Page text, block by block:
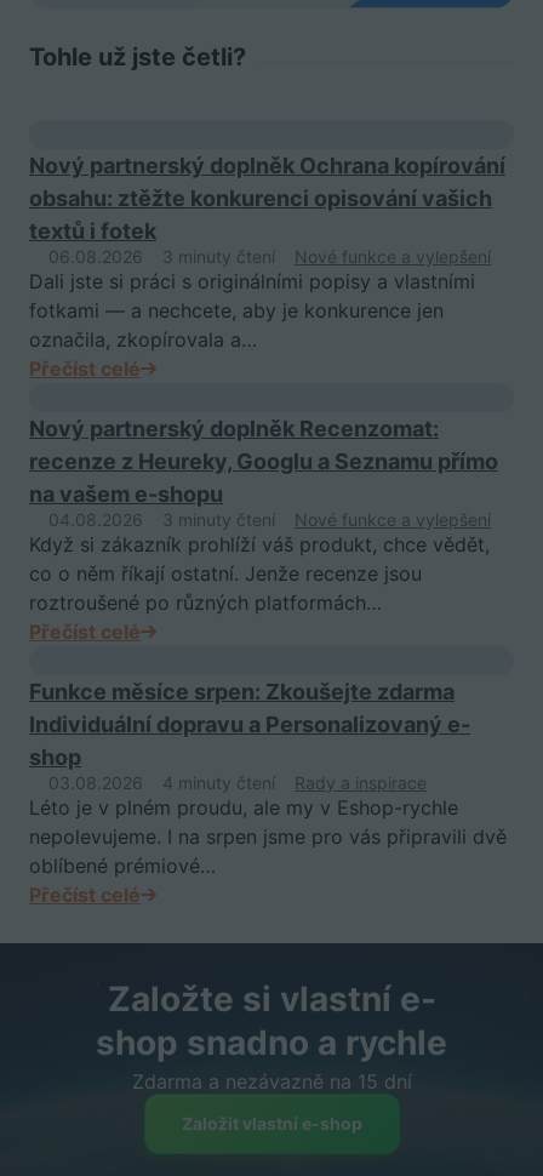
Tohle už jste četli?
Nový partnerský doplněk Ochrana kopírování
obsahu: ztěžte konkurenci opisování vašich
textů i fotek
06.08.2026 3 minuty čtení Nové funkce a vylepšení
Dali jste si práci s originálními popisy a vlastními
fotkami — a nechcete, aby je konkurence jen
označila, zkopírovala a…
Přečíst celé
Nový partnerský doplněk Recenzomat:
recenze z Heureky, Googlu a Seznamu přímo
na vašem e-shopu
04.08.2026 3 minuty čtení Nové funkce a vylepšení
Když si zákazník prohlíží váš produkt, chce vědět,
co o něm říkají ostatní. Jenže recenze jsou
roztroušené po různých platformách…
Přečíst celé
Funkce měsíce srpen: Zkoušejte zdarma
Individuální dopravu a Personalizovaný e-
shop
03.08.2026 4 minuty čtení Rady a inspirace
Léto je v plném proudu, ale my v Eshop-rychle
nepolevujeme. I na srpen jsme pro vás připravili dvě
oblíbené prémiové…
Přečíst celé
Založte si vlastní e-
shop snadno a rychle
Zdarma a nezávazně na 15 dní
Založit vlastní e-shop